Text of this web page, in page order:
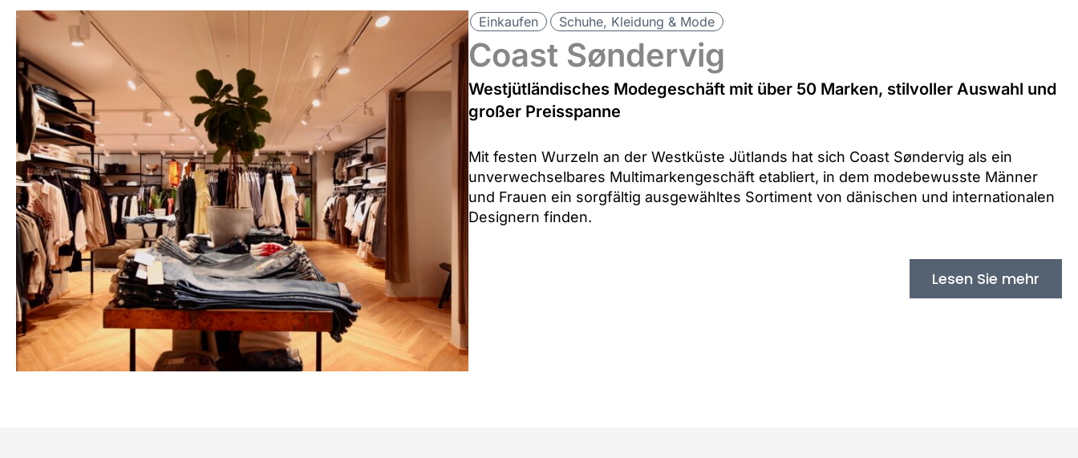
Einkaufen Schuhe, Kleidung & Mode
Coast Søndervig
Westjütländisches Modegeschäft mit über 50 Marken, stilvoller Auswahl und
großer Preisspanne
Mit festen Wurzeln an der Westküste Jütlands hat sich Coast Søndervig als ein
unverwechselbares Multimarkengeschäft etabliert, in dem modebewusste Männer
und Frauen ein sorgfältig ausgewähltes Sortiment von dänischen und internationalen
Designern finden.
Lesen Sie mehr